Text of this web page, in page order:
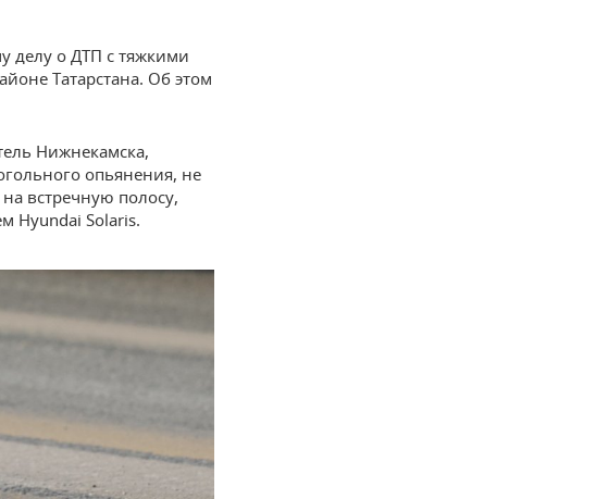
делу о ДТП с тяжкими
Татарстана. Об этом
Нижнекамска,
опьянения, не
встречную полосу,
Hyundai Solaris.